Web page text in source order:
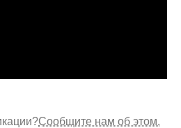
Сообщите нам об этом.